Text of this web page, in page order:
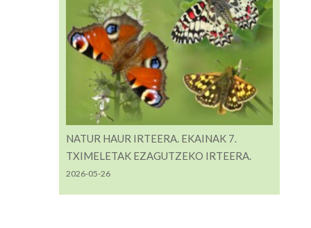
NATUR HAUR IRTEERA. EKAINAK 7.
TXIMELETAK EZAGUTZEKO IRTEERA.
2026-05-26